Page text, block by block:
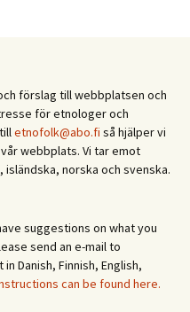
förslag till webbplatsen och
för etnologer och
etnofolk@abo.fi så hjälper vi
webbplats. Vi tar emot
norska och svenska.
suggestions on what you
send an e-mail to
Danish, Finnish, English,
can be found here.